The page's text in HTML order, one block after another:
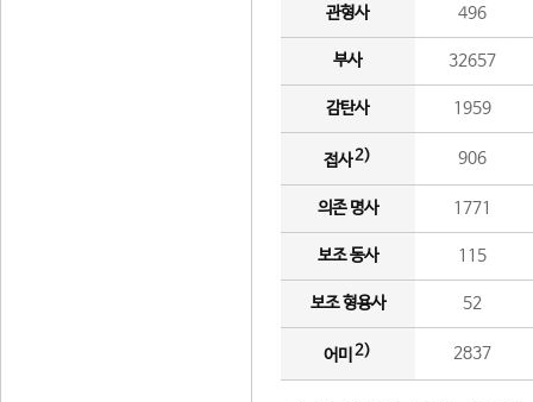
관형사 496
부사 32657
감탄사 1959
접사2) 906
의존 명사 1771
보조 동사 115
보조 형용사 52
어미 2) 2837